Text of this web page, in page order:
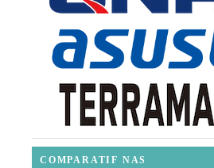
COMPARATIF NAS